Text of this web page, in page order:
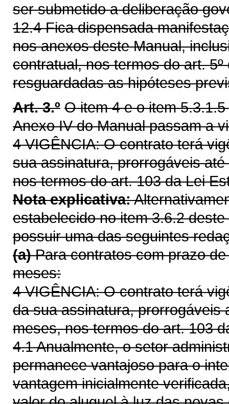
ser submetido a deliberação
12.4 Fica dispensada
nos anexos deste Manual,
contratual, nos termos do art.
resguardadas as hipóteses
Art. 3.º O item 4 e o item
Anexo IV do Manual passam a
4 VIGÊNCIA: O contrato terá
sua assinatura, prorrogáveis
nos termos do art. 103 da Lei
Nota explicativa:
estabelecido no item 3.6.2
possuir uma das seguintes
(a)Para contratos com prazo
meses:
4 VIGÊNCIA: O contrato terá
da sua assinatura, prorrogáveis
meses, nos termos do art. 103
4.1 Anualmente, o setor
permanece vantajoso para o
vantagem inicialmente